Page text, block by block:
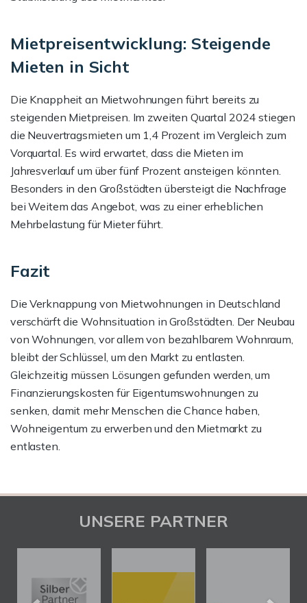
Mietpreisentwicklung: Steigende
Mieten in Sicht
Die Knappheit an Mietwohnungen führt bereits zu
steigenden Mietpreisen. Im zweiten Quartal 2024 stiegen
die Neuvertragsmieten um 1,4 Prozent im Vergleich zum
Vorquartal. Es wird erwartet, dass die Mieten im
Jahresverlauf um über fünf Prozent ansteigen könnten.
Besonders in den Großstädten übersteigt die Nachfrage
bei Weitem das Angebot, was zu einer erheblichen
Mehrbelastung für Mieter führt.
Fazit
Die Verknappung von Mietwohnungen in Deutschland
verschärft die Wohnsituation in Großstädten. Der Neubau
von Wohnungen, vor allem von bezahlbarem Wohnraum,
bleibt der Schlüssel, um den Markt zu entlasten.
Gleichzeitig müssen Lösungen gefunden werden, um
Finanzierungskosten für Eigentumswohnungen zu
senken, damit mehr Menschen die Chance haben,
Wohneigentum zu erwerben und den Mietmarkt zu
entlasten.
UNSERE PARTNER